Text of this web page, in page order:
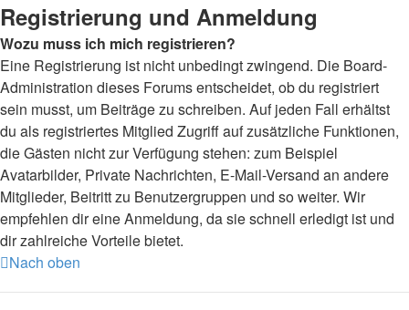
Registrierung und Anmeldung
Wozu muss ich mich registrieren?
Eine Registrierung ist nicht unbedingt zwingend. Die Board-
Administration dieses Forums entscheidet, ob du registriert
sein musst, um Beiträge zu schreiben. Auf jeden Fall erhältst
du als registriertes Mitglied Zugriff auf zusätzliche Funktionen,
die Gästen nicht zur Verfügung stehen: zum Beispiel
Avatarbilder, Private Nachrichten, E-Mail-Versand an andere
Mitglieder, Beitritt zu Benutzergruppen und so weiter. Wir
empfehlen dir eine Anmeldung, da sie schnell erledigt ist und
dir zahlreiche Vorteile bietet.
Nach oben